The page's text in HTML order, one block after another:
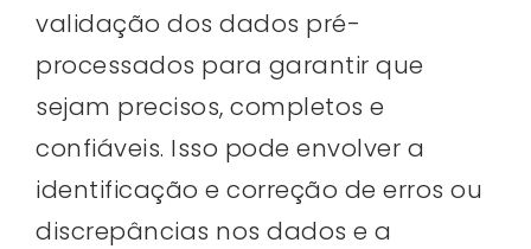
validação dos dados pré-
processados para garantir que
sejam precisos, completos e
confiáveis. Isso pode envolver a
identificação e correção de erros ou
discrepâncias nos dados e a